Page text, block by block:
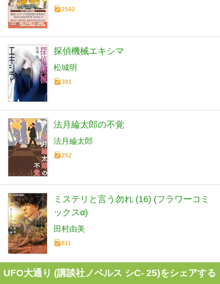
2542
探偵機械エキシマ
松城明
391
法月綸太郎の不覚
法月綸太郎
252
ミステリと言う勿れ (16) (フラワーコミ
ックスα)
田村由美
811
UFO大通り (講談社ノベルス シC- 25)をシェアする